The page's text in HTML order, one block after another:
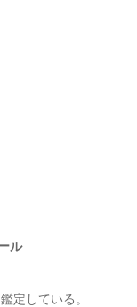
ル
定している。